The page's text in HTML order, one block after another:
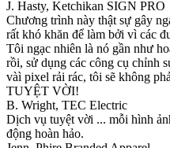
J. Hasty, Ketchikan SIGN PRO
Chương trình này thật sự gây
rất khó khăn để làm bởi vì các
Tôi ngạc nhiên là nó gần như
rồi, sử dụng các công cụ chỉnh
vàì pixel rải rác, tôi sẽ không
TUYỆT VỜI!
B. Wright, TEC Electric
Dịch vụ tuyệt vời ... mỗi hình
động hoàn hảo.